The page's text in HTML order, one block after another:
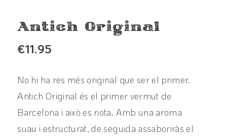
Antich Original
€11.95
No hi ha res més original que ser el primer.
Antich Original és el primer vermut de
Barcelona i això es nota. Amb una aroma
suau i estructurat, de seguida assaboriràs el